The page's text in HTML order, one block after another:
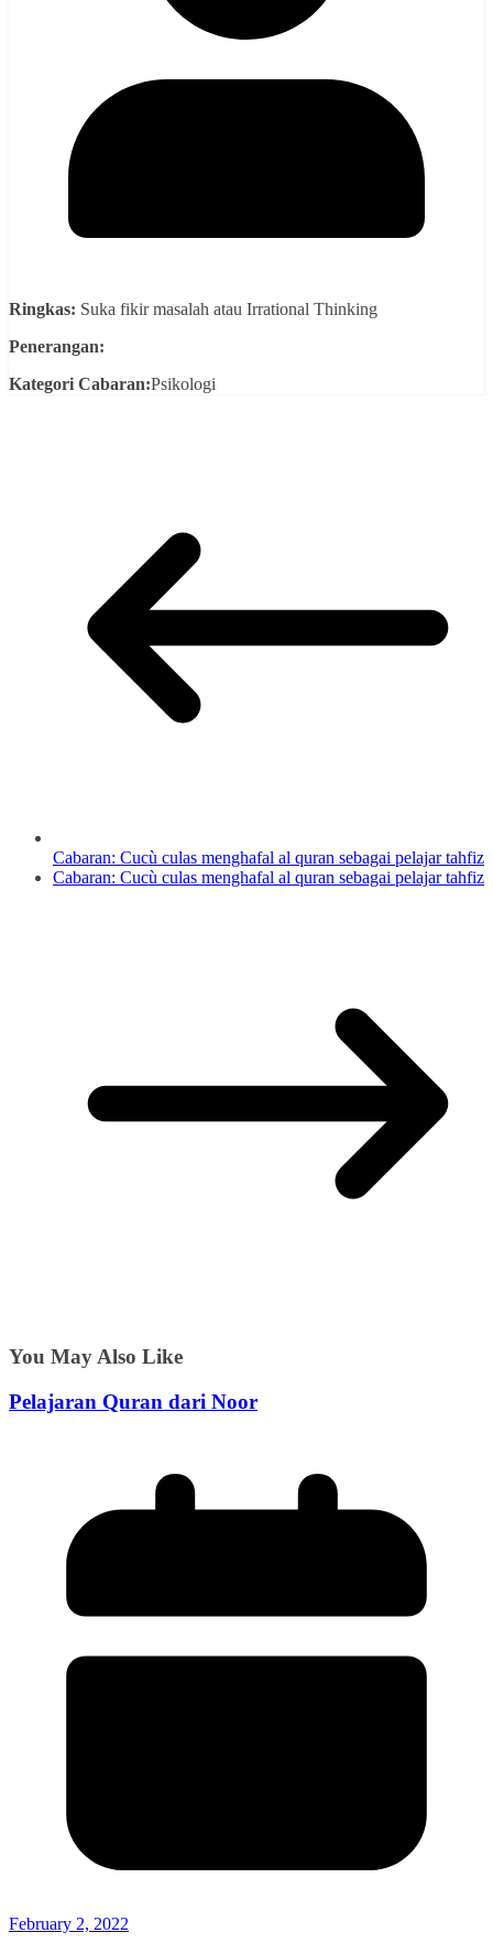
Ringkas: Suka fikir masalah atau Irrational Thinking
Penerangan:
Kategori Cabaran:Psikologi
Cabaran: Cucù culas menghafal al quran sebagai pelajar tahfiz
Cabaran: Cucù culas menghafal al quran sebagai pelajar tahfiz
You May Also Like
Pelajaran Quran dari Noor
February 2, 2022